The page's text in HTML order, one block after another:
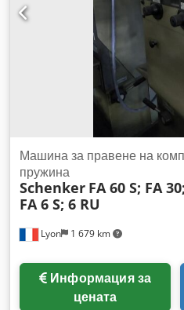
Lyon 1 679 km
Машина за правене на
пружина
Schenker FA 60 S; FA
FA 6 S; 6 RU
Информация за
цената